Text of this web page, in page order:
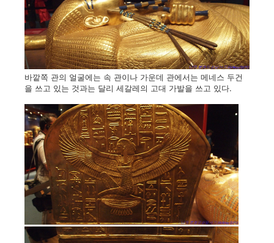
바깥쪽 관의 얼굴에는 속 관이나 가운데 관에서는 메네스 두건
을 쓰고 있는 것과는 달리 세갈레의 고대 가발을 쓰고 있다.